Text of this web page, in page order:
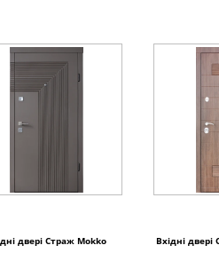
двері Страж Mokko Вхідні